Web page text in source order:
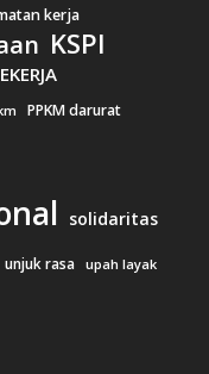
kerja
KSPI
PPKM darurat
solidaritas
unjuk rasa upah layak